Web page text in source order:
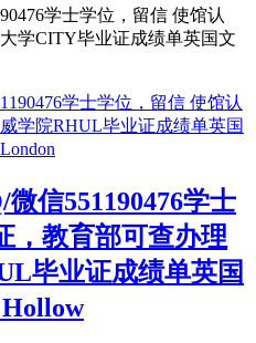
学士学位，留信 使馆认
学CITY毕业证成绩单英国文
信551190476学士
，教育部可查办理
毕业证成绩单英国